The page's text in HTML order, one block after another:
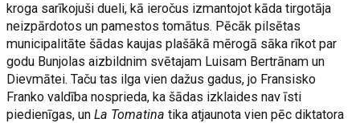
kroga sarīkojuši dueli, kā ieročus izmantojot kāda tirgotāja
neizpārdotos un pamestos tomātus. Pēcāk pilsētas
municipalitāte šādas kaujas plašākā mērogā sāka rīkot par
godu Bunjolas aizbildnim svētajam Luisam Bertrānam un
Dievmātei. Taču tas ilga vien dažus gadus, jo Fransisko
Franko valdība nosprieda, ka šādas izklaides nav īsti
piedienīgas, unLa Tomatinatika atjaunota vien pēc diktatora